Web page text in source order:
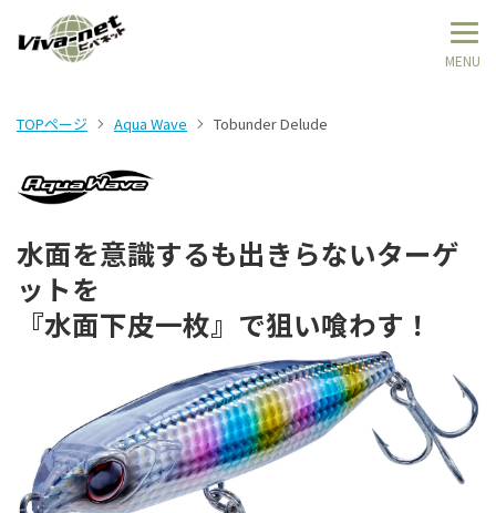
TOPページ Aqua Wave Tobunder Delude
水面を意識するも出きらないターゲ
ットを
『水面下皮一枚』で狙い喰わす！